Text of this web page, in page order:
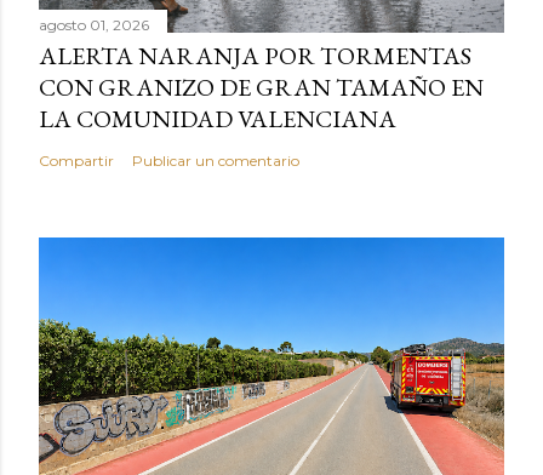
agosto 01, 2026
ALERTA NARANJA POR TORMENTAS
CON GRANIZO DE GRAN TAMAÑO EN
LA COMUNIDAD VALENCIANA
Compartir Publicar un comentario